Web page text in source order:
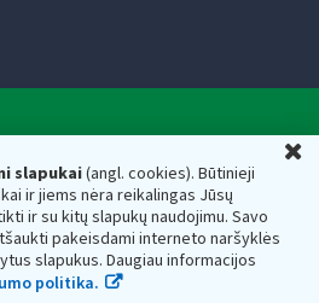
slapukai(angl. cookies). Būtinieji
ir jiems nėra reikalingas Jūsų
ir su kitų slapukų naudojimu. Savo
pakeisdami interneto naršyklės
slapukus. Daugiau informacijos
politika.
ministerijos
kodas — 188659752,
01107 Vilnius, Lietuva, el.paštas:
adresas 188659752
inspekciją prie Lietuvos
kaupiami ir saugomi Juridinių